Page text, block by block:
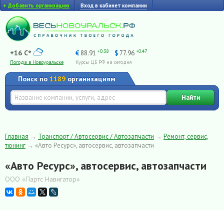
+ Добавить организацию Вход в кабинет компании
+16 C°
Погода в Новоуральске
€ 88.91 +0.38 $ 77.96 +0.47
Курсы ЦБ РФ на сегодня
Поиск по 1189 организациям
Найти
Главная → Транспорт / Автосервис / Автозапчасти → Ремонт, сервис,
тюнинг → «Авто Ресурс», автосервис, автозапчасти
«Авто Ресурс», автосервис, автозапчасти
ООО «Партс Навигатор»